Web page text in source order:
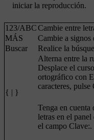
iniciar la reproducción.
123/ABCCambie entre
MÁS
Cambie a signos
Buscar
Realice la
{ | }
Alterna entre la
Desplace el
ortográfico con
caracteres, pulse
Tenga en cuenta
letras en el
el campo Clave:.